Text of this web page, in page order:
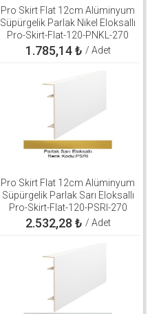
Pro Skirt Flat 12cm Alüminyum
Süpürgelik Parlak Nikel Eloksallı
Pro-Skirt-Flat-120-PNKL-270
1.785,14₺ / Adet
Pro Skirt Flat 12cm Alüminyum
Süpürgelik Parlak Sarı Eloksallı
Pro-Skirt-Flat-120-PSRI-270
2.532,28 ₺ / Adet